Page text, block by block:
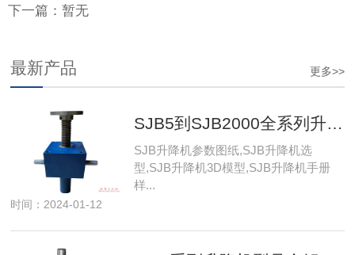
下一篇：暂无
更多>>
最新产品
SJB5到SJB2000全系列升降机型号详解：选型、参数与应用指南
SJB升降机参数图纸,SJB升降机选
型,SJB升降机3D模型,SJB升降机手册
样...
时间：2024-01-12